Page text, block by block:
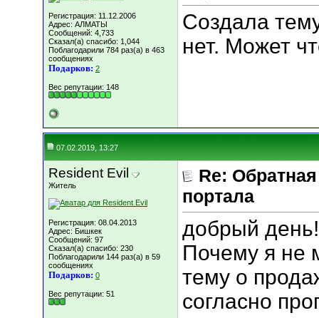
Регистрация: 11.12.2006
Адрес: АЛМАТЫ
Сообщений: 4,733
Сказал(а) спасибо: 1,044
Поблагодарили 784 раз(а) в 463
сообщениях
Подарков: 2
Вес репутации: 148
Создала
нет. Может
07.02.2019, 13:27
Resident Evil
Житель
Регистрация: 08.04.2013
Адрес: Бишкек
Сообщений: 97
Сказал(а) спасибо: 230
Поблагодарили 144 раз(а) в 59
сообщениях
Подарков: 0
Вес репутации: 51
Re:
портала
добрый день!
Почему я не
тему о
согласно